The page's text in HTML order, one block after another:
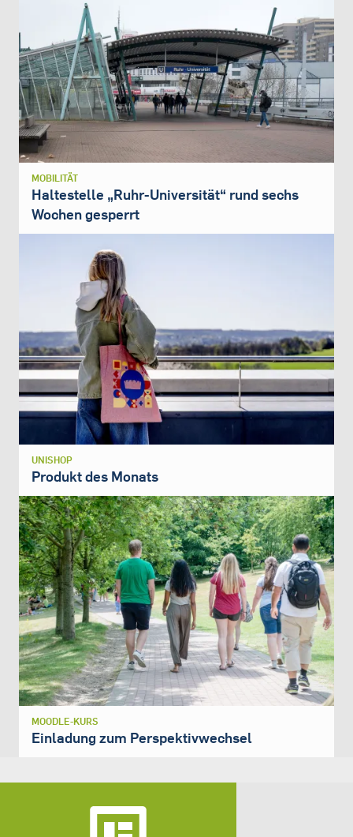
MOBILITÄT
Haltestelle „Ruhr-Universität“ rund sechs
Wochen gesperrt
UNISHOP
Produkt des Monats
MOODLE-KURS
Einladung zum Perspektivwechsel